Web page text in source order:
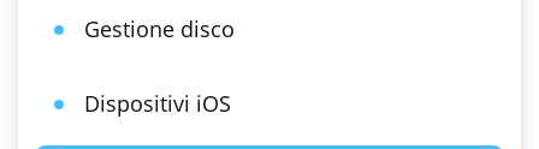
Gestione disco
Dispositivi iOS